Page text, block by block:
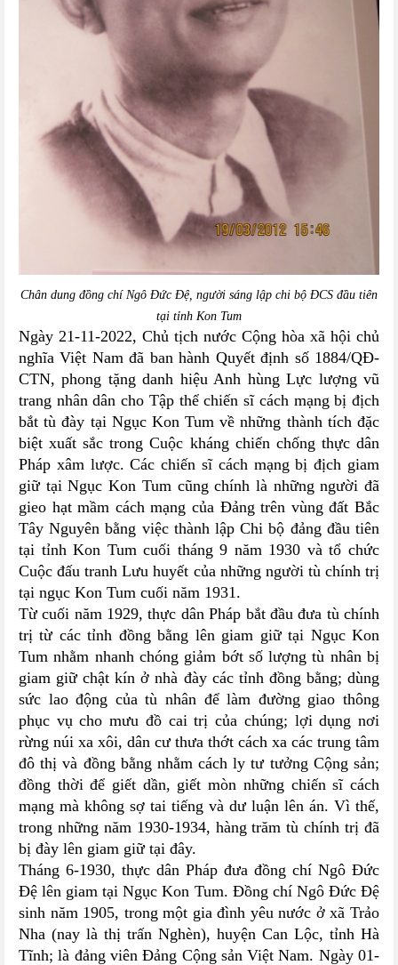
Chân dung đồng chí Ngô Đức Đệ, người sáng lập chi bộ ĐCS đầu tiên
tại tỉnh Kon Tum
Ngày 21-11-2022, Chủ tịch nước Cộng hòa xã hội chủ
nghĩa Việt Nam đã ban hành Quyết định số 1884/QĐ-
CTN, phong tặng danh hiệu Anh hùng Lực lượng vũ
trang nhân dân cho Tập thể chiến sĩ cách mạng bị địch
bắt tù đày tại Ngục Kon Tum về những thành tích đặc
biệt xuất sắc trong Cuộc kháng chiến chống thực dân
Pháp xâm lược. Các chiến sĩ cách mạng bị địch giam
giữ tại Ngục Kon Tum cũng chính là những người đã
gieo hạt mầm cách mạng của Đảng trên vùng đất Bắc
Tây Nguyên bằng việc thành lập Chi bộ đảng đầu tiên
tại tỉnh Kon Tum cuối tháng 9 năm 1930 và tổ chức
Cuộc đấu tranh Lưu huyết của những người tù chính trị
tại ngục Kon Tum cuối năm 1931.
Từ cuối năm 1929, thực dân Pháp bắt đầu đưa tù chính
trị từ các tỉnh đồng bằng lên giam giữ tại Ngục Kon
Tum nhằm nhanh chóng giảm bớt số lượng tù nhân bị
giam giữ chật kín ở nhà đày các tỉnh đồng bằng; dùng
sức lao động của tù nhân để làm đường giao thông
phục vụ cho mưu đồ cai trị của chúng; lợi dụng nơi
rừng núi xa xôi, dân cư thưa thớt cách xa các trung tâm
đô thị và đồng bằng nhằm cách ly tư tưởng Cộng sản;
đồng thời để giết dần, giết mòn những chiến sĩ cách
mạng mà không sợ tai tiếng và dư luận lên án. Vì thế,
trong những năm 1930-1934, hàng trăm tù chính trị đã
bị đày lên giam giữ tại đây.
Tháng 6-1930, thực dân Pháp đưa đồng chí Ngô Đức
Đệ lên giam tại Ngục Kon Tum. Đồng chí Ngô Đức Đệ
sinh năm 1905, trong một gia đình yêu nước ở xã Trảo
Nha (nay là thị trấn Nghèn), huyện Can Lộc, tỉnh Hà
Tĩnh; là đảng viên Đảng Cộng sản Việt Nam. Ngày 01-